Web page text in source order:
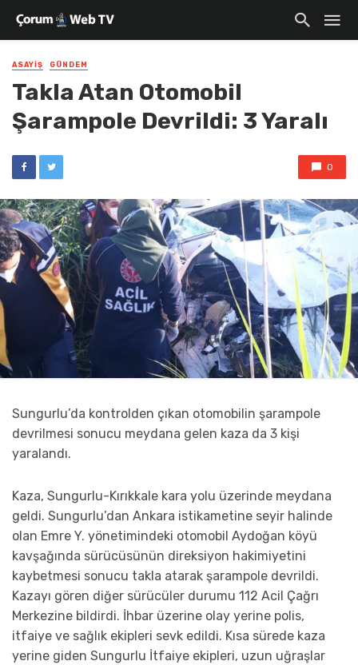
ASAYIŞ GÜNDEM
Takla Atan Otomobil
Şarampole Devrildi: 3 Yaralı
0
Sungurlu’da kontrolden çıkan otomobilin şarampole
devrilmesi sonucu meydana gelen kaza da 3 kişi
yaralandı.
Kaza, Sungurlu-Kırıkkale kara yolu üzerinde meydana
geldi. Sungurlu’dan Ankara istikametine seyir halinde
olan Emre Y. yönetimindeki otomobil Aydoğan köyü
kavşağında sürücüsünün direksiyon hakimiyetini
kaybetmesi sonucu takla atarak şarampole devrildi.
Kazayı gören diğer sürücüler durumu 112 Acil Çağrı
Merkezine bildirdi. İhbar üzerine olay yerine polis,
itfaiye ve sağlık ekipleri sevk edildi. Kısa sürede kaza
yerine giden Sungurlu İtfaiye ekipleri, uzun uğraşlar